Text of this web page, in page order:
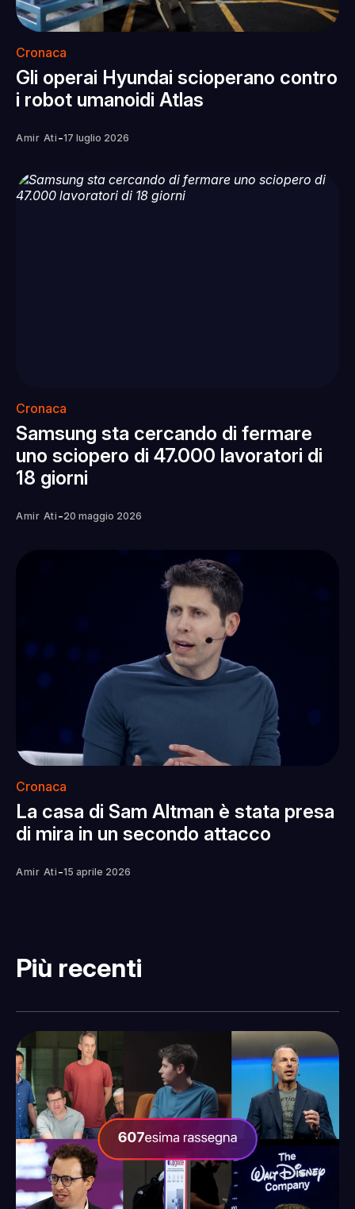
Cronaca
Gli operai Hyundai scioperano contro
i robot umanoidi Atlas
Amir Ati -17 luglio 2026
Cronaca
Samsung sta cercando di fermare
uno sciopero di 47.000 lavoratori di
18 giorni
Amir Ati -20 maggio 2026
Cronaca
La casa di Sam Altman è stata presa
di mira in un secondo attacco
Amir Ati -15 aprile 2026
Più recenti